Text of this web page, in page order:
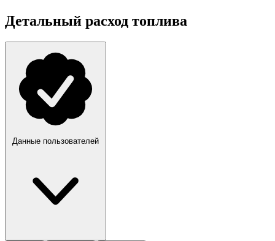
Детальный расход топлива
Данные пользователей